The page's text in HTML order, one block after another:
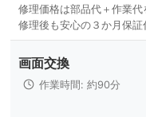
画面交換
作業時間: 約90分